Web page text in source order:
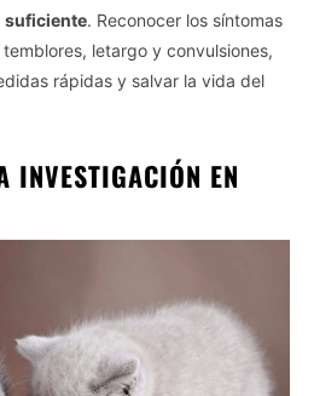
suficiente. Reconocer los síntomas
letargo y convulsiones,
rápidas y salvar la vida del
INVESTIGACIÓN EN